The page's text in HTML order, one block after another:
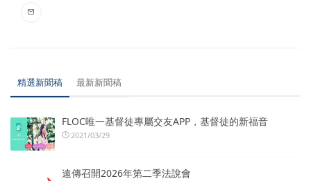
精選新聞稿 最新新聞稿
FLOC唯一基督徒專屬交友APP，基督徒的新福音
2021/03/29
遠傳召開2026年第二季法說會